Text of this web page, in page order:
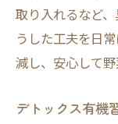
取り入れるなど
うした工夫を日
減し、安心して野
デトックス有機